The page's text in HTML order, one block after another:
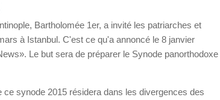
Bartholomée 1er, a invité les patriarches et
à Istanbul. C'est ce qu'a annoncé le 8 janvier
Le but sera de préparer le Synode panorthodoxe
ce synode 2015 résidera dans les divergences des